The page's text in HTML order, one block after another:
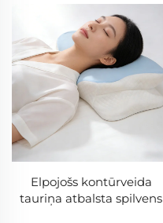
Elpojošs kontūrveida
tauriņa atbalsta spilvens